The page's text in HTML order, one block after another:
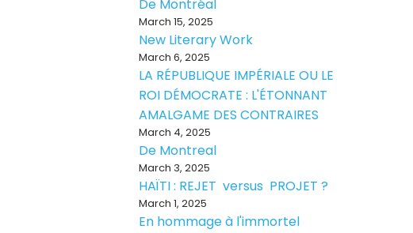
De Montréal
March 15, 2025
New Literary Work
March 6, 2025
LA RÉPUBLIQUE IMPÉRIALE OU LE
ROI DÉMOCRATE : L'ÉTONNANT
AMALGAME DES CONTRAIRES
March 4, 2025
De Montreal
March 3, 2025
HAÏTI : REJET versus PROJET ?
March 1, 2025
En hommage à l'immortel